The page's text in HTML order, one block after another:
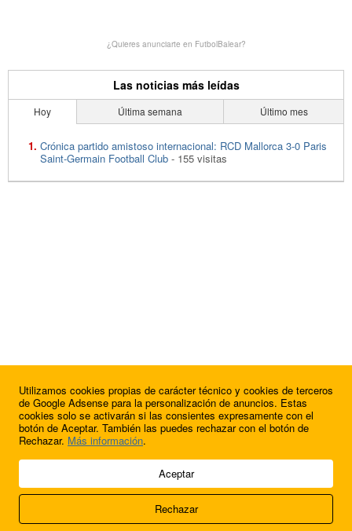
¿Quieres anunciarte en FutbolBalear?
Las noticias más leídas
Hoy Última semana Último mes
Crónica partido amistoso internacional: RCD Mallorca 3-0 Paris
Saint-Germain Football Club - 155 visitas
© 2009 - 2026 Soluciones Corporativas IP, SL.
Acerca de nosotros
FútbolBalear
Utilizamos cookies propias de carácter técnico y cookies de terceros
de Google Adsense para la personalización de anuncios. Estas
cookies solo se activarán si las consientes expresamente con el
botón de Aceptar. También las puedes rechazar con el botón de
Rechazar. Más información.
Aceptar
Rechazar